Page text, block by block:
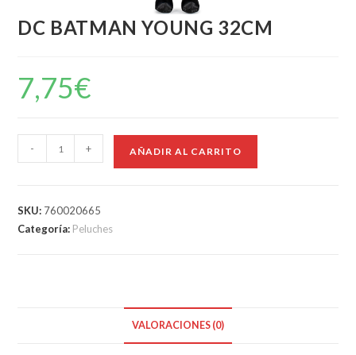
DC BATMAN YOUNG 32CM
7,75€
- + AÑADIR AL CARRITO
SKU: 760020665
Categoría: Peluches
VALORACIONES (0)